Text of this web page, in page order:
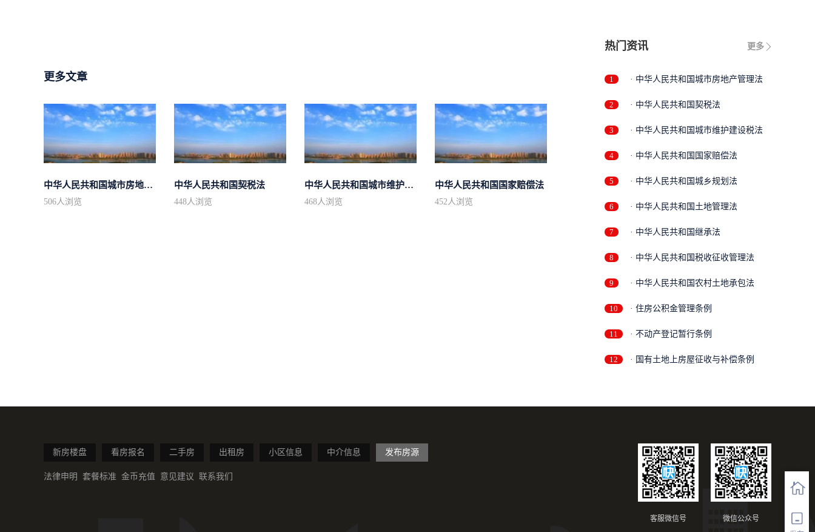
更多文章
中华人民共和国城市房地产管理法
506人浏览
中华人民共和国契税法
448人浏览
中华人民共和国城市维护建设税法
468人浏览
中华人民共和国国家赔偿法
452人浏览
更多
热门资讯
1 · 中华人民共和国城市房地产管理法
2 · 中华人民共和国契税法
3 · 中华人民共和国城市维护建设税法
4 · 中华人民共和国国家赔偿法
5 · 中华人民共和国城乡规划法
6 · 中华人民共和国土地管理法
7 · 中华人民共和国继承法
8 · 中华人民共和国税收征收管理法
9 · 中华人民共和国农村土地承包法
10 · 住房公积金管理条例
11 · 不动产登记暂行条例
12 · 国有土地上房屋征收与补偿条例
新房楼盘 看房报名 二手房 出租房 小区信息 中介信息 发布房源
法律申明 套餐标准 金币充值 意见建议 联系我们
微信公众号
客服微信号